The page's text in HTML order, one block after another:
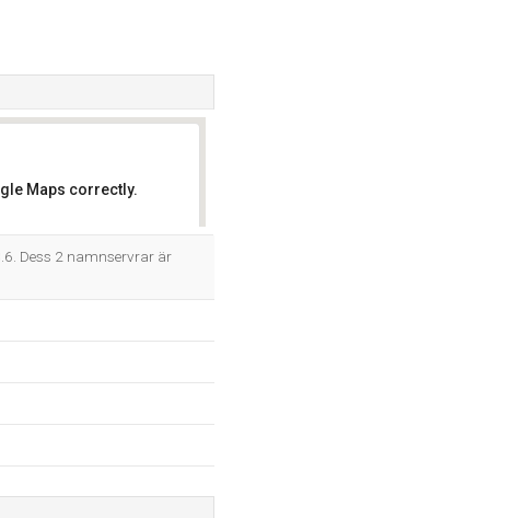
Maps correctly.
Dess 2 namnservrar är